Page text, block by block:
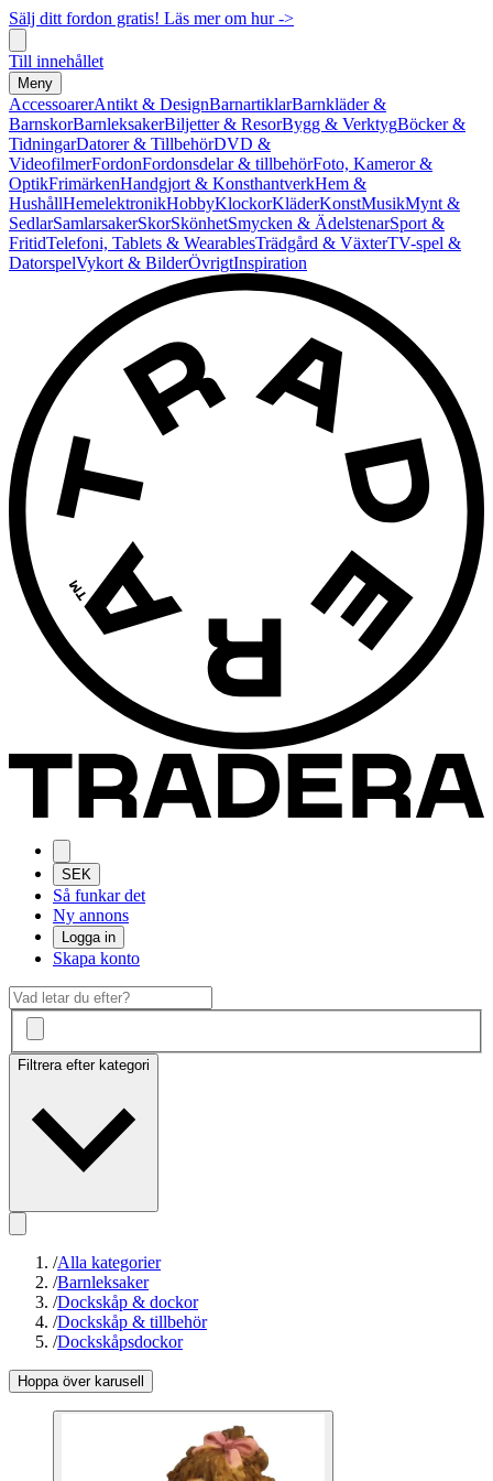
Sälj ditt fordon gratis! Läs mer om hur ->
Till innehållet
Meny
AccessoarerAntikt & DesignBarnartiklarBarnkläder &
BarnskorBarnleksakerBiljetter & ResorBygg & VerktygBöcker &
TidningarDatorer & TillbehörDVD &
VideofilmerFordonFordonsdelar & tillbehörFoto, Kameror &
OptikFrimärkenHandgjort & KonsthantverkHem &
HushållHemelektronikHobbyKlockorKläderKonstMusikMynt &
SedlarSamlarsakerSkorSkönhetSmycken & ÄdelstenarSport &
FritidTelefoni, Tablets & WearablesTrädgård & VäxterTV-spel &
DatorspelVykort & BilderÖvrigtInspiration
SEK
Så funkar det
Ny annons
Logga in
Skapa konto
Filtrera efter kategori
/Alla kategorier
/Barnleksaker
/Dockskåp & dockor
/Dockskåp & tillbehör
/Dockskåpsdockor
Hoppa över karusell